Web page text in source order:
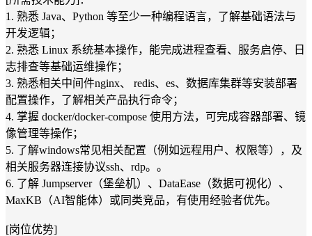
1. 熟悉 Java、Python 等至少一种编程语言，了解基础语法与
开发逻辑；
2. 熟悉 Linux 系统基本操作，能完成进程查看、服务启停、日
志排查等基础运维操作；
3. 熟悉相关中间件nginx、 redis、es、数据库集群等安装部署
配置操作，了解相关产品执行命令；
4. 掌握 docker/docker-compose 使用方法，可完成容器部署、镜
像管理等操作；
5. 了解windows常见相关配置（例如远程用户、权限等），及
相关服务器连接协议ssh、rdp。。
6. 了解 Jumpserver（堡垒机）、DataEase（数据可视化）、
MaxKB（AI智能体）或同类竞品，有使用经验者优先。
[岗位优势]